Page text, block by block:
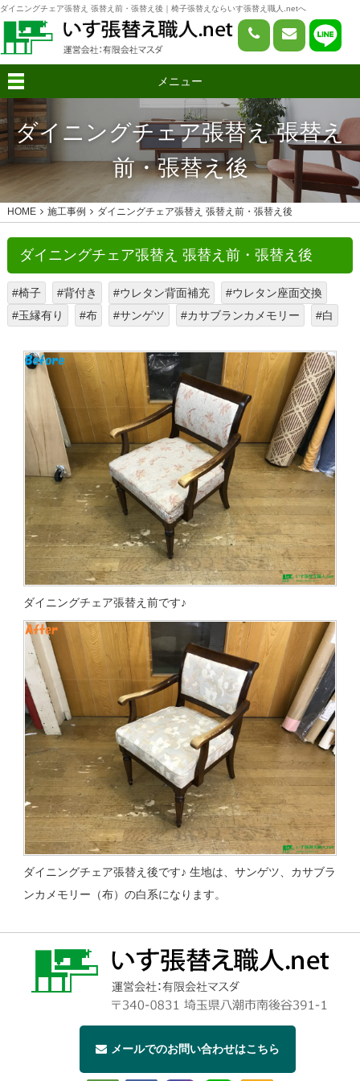
ダイニングチェア張替え 張替え前・張替え後｜椅子張替えならいす張替え職人.netへ
メニュー
ダイニングチェア張替え 張替え
前・張替え後
HOME 施工事例 ダイニングチェア張替え 張替え前・張替え後
ダイニングチェア張替え 張替え前・張替え後
#椅子 #背付き #ウレタン背面補充
#ウレタン座面交換
#玉縁有り
#布 #サンゲツ #カサブランカメモリー #白
ダイニングチェア張替え前です♪
ダイニングチェア張替え後です♪ 生地は、サンゲツ、カサブラ
ンカメモリー（布）の白系になります。
メールでのお問い合わせはこちら